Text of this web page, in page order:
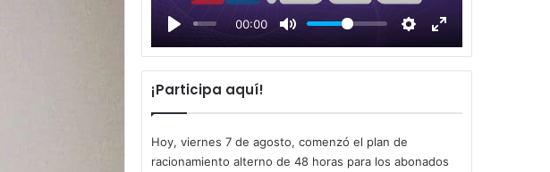
00:00
l
a
y
¡Participa aquí!
Hoy, viernes 7 de agosto, comenzó el plan de
racionamiento alterno de 48 horas para los abonados